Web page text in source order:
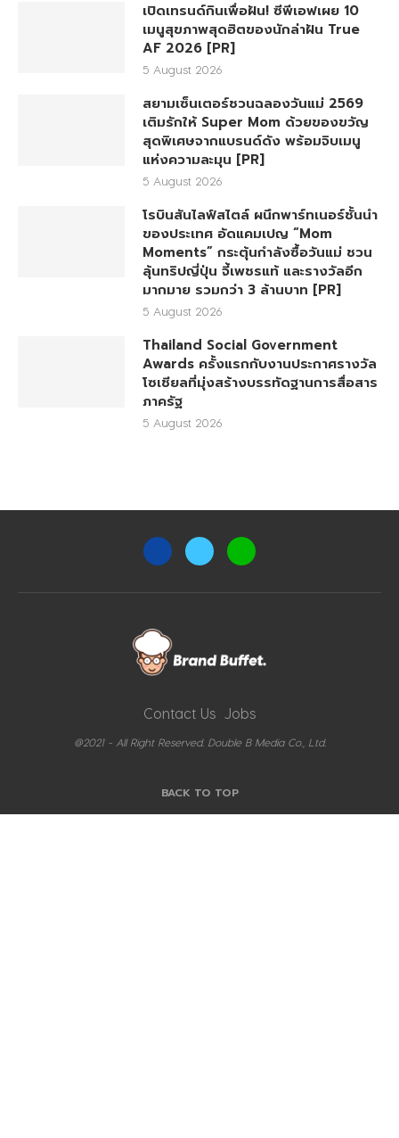
เปิดเทรนด์กินเพื่อฝัน! ซีพีเอฟเผย 10
เมนูสุขภาพสุดฮิตของนักล่าฝัน True
AF 2026 [PR]
5 August 2026
สยามเซ็นเตอร์ชวนฉลองวันแม่ 2569
เติมรักให้ Super Mom ด้วยของขวัญ
สุดพิเศษจากแบรนด์ดัง พร้อมจิบเมนู
แห่งความละมุน [PR]
5 August 2026
โรบินสันไลฟ์สไตล์ ผนึกพาร์ทเนอร์ชั้นนำ
ของประเทศ อัดแคมเปญ “Mom
Moments” กระตุ้นกำลังซื้อวันแม่ ชวน
ลุ้นทริปญี่ปุ่น จี้เพชรแท้ และรางวัลอีก
มากมาย รวมกว่า 3 ล้านบาท [PR]
5 August 2026
Thailand Social Government
Awards ครั้งแรกกับงานประกาศรางวัล
โซเชียลที่มุ่งสร้างบรรทัดฐานการสื่อสาร
ภาครัฐ
5 August 2026
Contact Us Jobs
@2021 - All Right Reserved. Double B Media Co., Ltd.
BACK TO TOP